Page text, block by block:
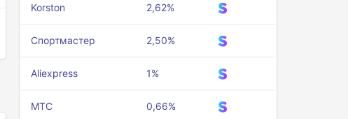
Korston 2,62%
Спортмастер 2,50%
Aliexpress 1%
МТС 0,66%